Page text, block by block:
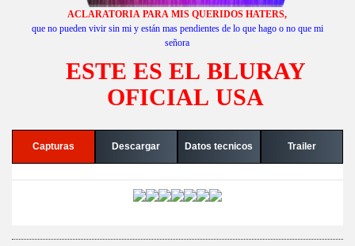
ACLARATORIA PARA MIS QUERIDOS HATERS,
que no pueden vivir sin mi y están mas pendientes de lo que hago o no que mi
señora
ESTE ES EL BLURAY
OFICIAL USA
Capturas Descargar Datos tecnicos Trailer